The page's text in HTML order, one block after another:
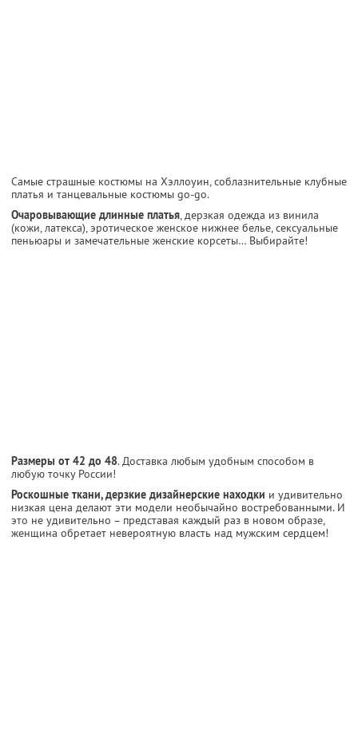
Самые страшные костюмы на Хэллоуин, соблазнительные клубные
платья и танцевальные костюмы go-go.
Очаровывающие длинные платья, дерзкая одежда из винила
(кожи, латекса), эротическое женское нижнее белье, сексуальные
пеньюары и замечательные женские корсеты… Выбирайте!
Размеры от 42 до 48. Доставка любым удобным способом в
любую точку России!
Роскошные ткани, дерзкие дизайнерские находки и удивительно
низкая цена делают эти модели необычайно востребованными. И
это не удивительно – представая каждый раз в новом образе,
женщина обретает невероятную власть над мужским сердцем!